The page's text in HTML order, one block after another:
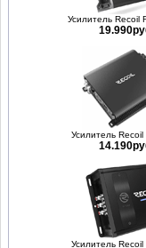
Усилитель Recoil
Усилитель
Усилитель